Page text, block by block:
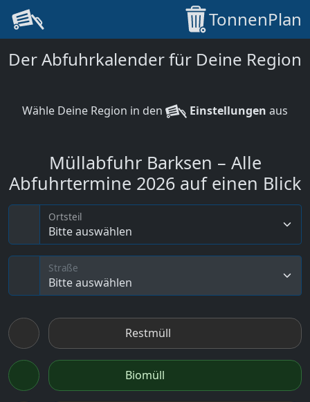
TonnenPlan
Der Abfuhrkalender für Deine Region
Wähle Deine Region in den Einstellungen aus
Müllabfuhr Barksen – Alle
Abfuhrtermine 2026 auf einen Blick
Bitte auswählen
Ortsteil
Bitte auswählen
Straße
Restmüll
Biomüll